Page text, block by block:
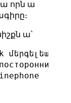
որն ա
ա՝